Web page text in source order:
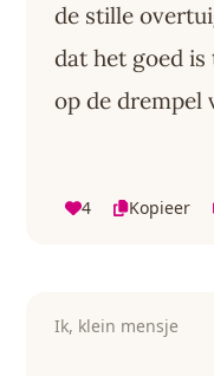
de stille
dat het goed is
op de drempel
4 Kopieer
Ik, klein mensje